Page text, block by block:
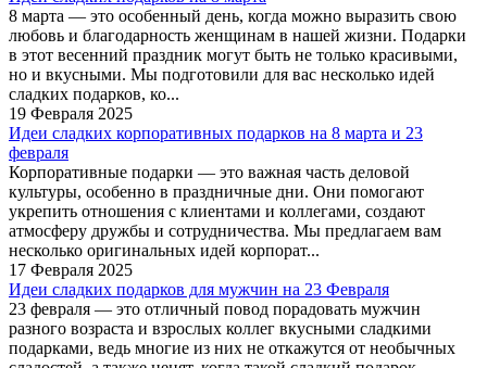
8 марта — это особенный день, когда можно выразить свою
любовь и благодарность женщинам в нашей жизни. Подарки
в этот весенний праздник могут быть не только красивыми,
но и вкусными. Мы подготовили для вас несколько идей
сладких подарков, ко...
19 Февраля 2025
Идеи сладких корпоративных подарков на 8 марта и 23
февраля
Корпоративные подарки — это важная часть деловой
культуры, особенно в праздничные дни. Они помогают
укрепить отношения с клиентами и коллегами, создают
атмосферу дружбы и сотрудничества. Мы предлагаем вам
несколько оригинальных идей корпорат...
17 Февраля 2025
Идеи сладких подарков для мужчин на 23 Февраля
23 февраля — это отличный повод порадовать мужчин
разного возраста и взрослых коллег вкусными сладкими
подарками, ведь многие из них не откажутся от необычных